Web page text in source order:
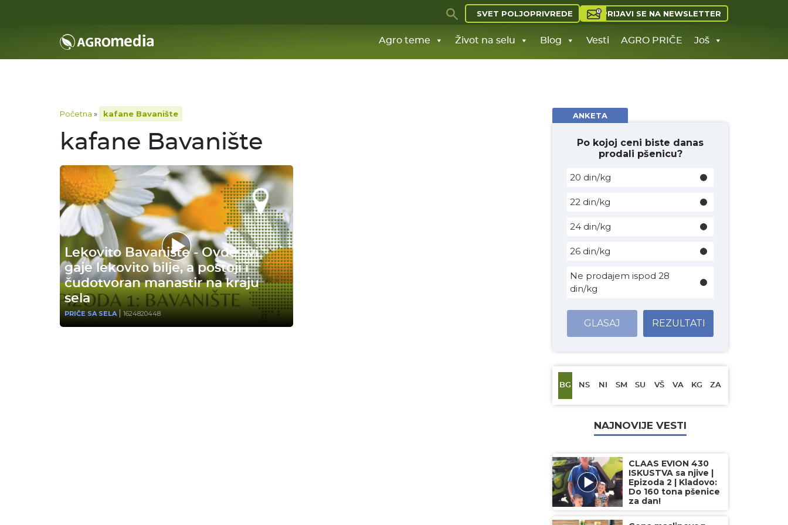
SVET POLJOPRIVREDE PRIJAVI SE NA NEWSLETTER
Agro teme Život na selu Blog Vesti AGRO PRIČE Još
Početna » kafane Bavanište
kafane Bavanište
Lekovito Bavanište - Ovde svi
gaje lekovito bilje, a postoji i
čudotvoran manastir na kraju
sela
PRIČE SA SELA 1624820448
ANKETA
Po kojoj ceni biste danas
prodali pšenicu?
20 din/kg
22 din/kg
24 din/kg
26 din/kg
Ne prodajem ispod 28
din/kg
GLASAJ REZULTATI
BG NS NI SM SU VŠ VA KG ZA
NAJNOVIJE VESTI
CLAAS EVION 430
ISKUSTVA sa njive |
Epizoda 2 | Kladovo:
Do 160 tona pšenice
za dan!